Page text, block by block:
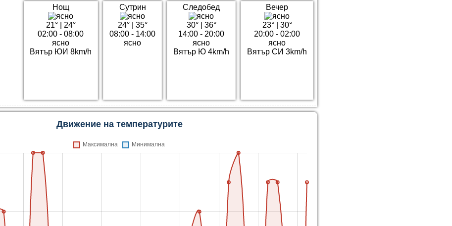
Нощ
21°| 24°
02:00 - 08:00
ясно
Вятър ЮИ 8km/h
Сутрин
24°| 35°
08:00 - 14:00
ясно
Следобед
30°| 36°
14:00 - 20:00
ясно
Вятър Ю 4km/h
Вечер
23°| 30°
20:00 - 02:00
ясно
Вятър СИ 3km/h
Движение на температурите